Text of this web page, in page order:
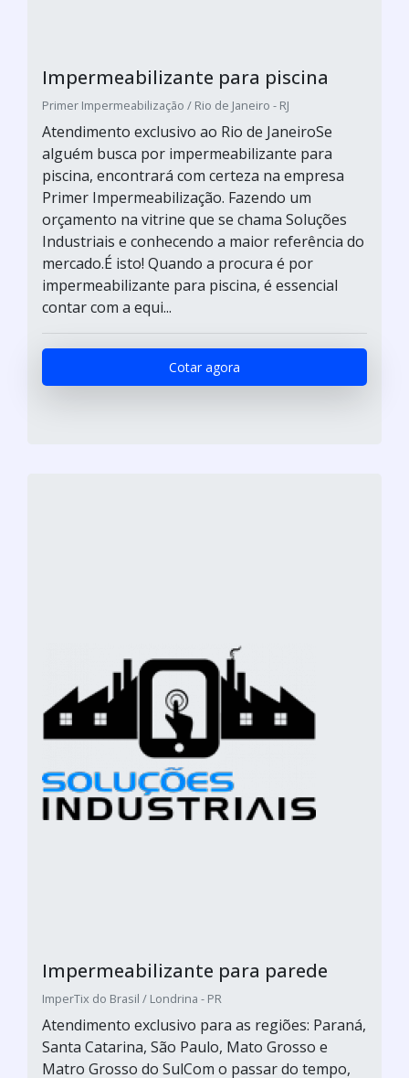
Impermeabilizante para piscina
Primer Impermeabilização / Rio de Janeiro - RJ
Atendimento exclusivo ao Rio de JaneiroSe
alguém busca por impermeabilizante para
piscina, encontrará com certeza na empresa
Primer Impermeabilização. Fazendo um
orçamento na vitrine que se chama Soluções
Industriais e conhecendo a maior referência do
mercado.É isto! Quando a procura é por
impermeabilizante para piscina, é essencial
contar com a equi...
Cotar agora
Impermeabilizante para parede
ImperTix do Brasil / Londrina - PR
Atendimento exclusivo para as regiões: Paraná,
Santa Catarina, São Paulo, Mato Grosso e
Matro Grosso do SulCom o passar do tempo,